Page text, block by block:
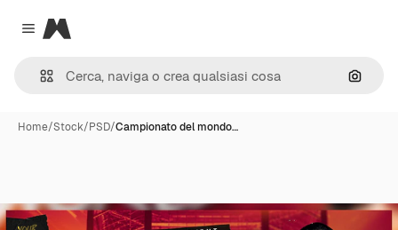
Close menu
Magnific
Cerca
Home/Stock/PSD/Campionato del mondo…